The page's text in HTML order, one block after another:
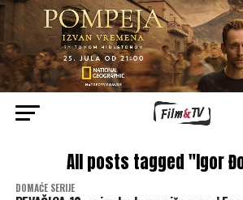
All posts tagged "Igor
DOMAĆE SERIJE